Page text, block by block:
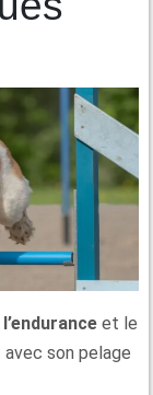
et le
son pelage